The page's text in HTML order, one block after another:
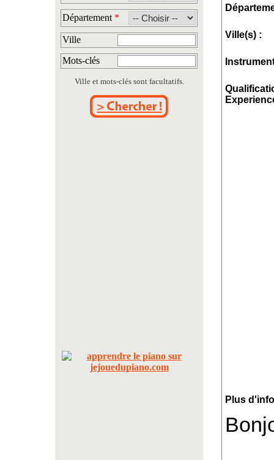
Département *
Ville
Mots-clés
Ville et mots-clés sont facultatifs.
Ville(s) :
Plus